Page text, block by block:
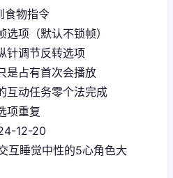
食物指令
项（默认不锁帧）
针调节反转选项
是占有首次会播放
互动任务零个法完成
项重复
12-20
互睡觉中性的5心角色大